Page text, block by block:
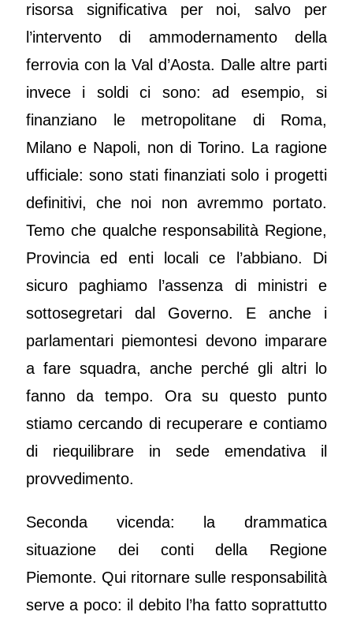
risorsa significativa per noi, salvo per
l’intervento di ammodernamento della
ferrovia con la Val d’Aosta. Dalle altre parti
invece i soldi ci sono: ad esempio, si
finanziano le metropolitane di Roma,
Milano e Napoli, non di Torino. La ragione
ufficiale: sono stati finanziati solo i progetti
definitivi, che noi non avremmo portato.
Temo che qualche responsabilità Regione,
Provincia ed enti locali ce l’abbiano. Di
sicuro paghiamo l’assenza di ministri e
sottosegretari dal Governo. E anche i
parlamentari piemontesi devono imparare
a fare squadra, anche perché gli altri lo
fanno da tempo. Ora su questo punto
stiamo cercando di recuperare e contiamo
di riequilibrare in sede emendativa il
provvedimento.
Seconda vicenda: la drammatica
situazione dei conti della Regione
Piemonte. Qui ritornare sulle responsabilità
serve a poco: il debito l’ha fatto soprattutto